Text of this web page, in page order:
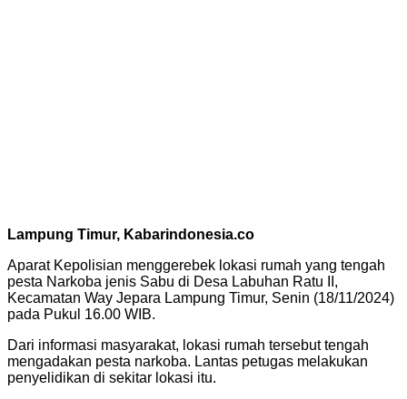
Lampung Timur, Kabarindonesia.co
Aparat Kepolisian menggerebek lokasi rumah yang tengah
pesta Narkoba jenis Sabu di Desa Labuhan Ratu II,
Kecamatan Way Jepara Lampung Timur, Senin (18/11/2024)
pada Pukul 16.00 WIB.
Dari informasi masyarakat, lokasi rumah tersebut tengah
mengadakan pesta narkoba. Lantas petugas melakukan
penyelidikan di sekitar lokasi itu.